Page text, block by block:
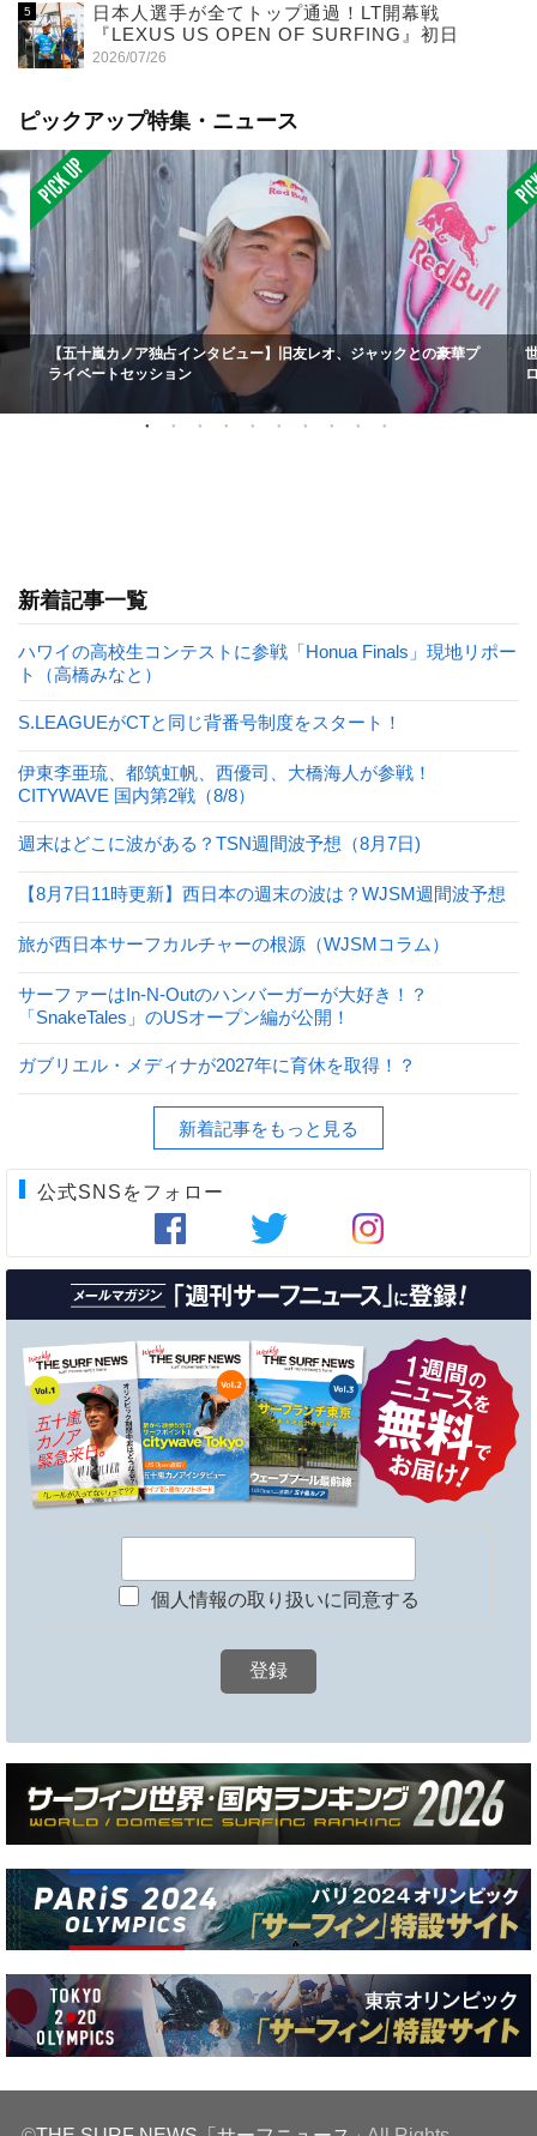
日本人選手が全てトップ通過！LT開幕戦
『LEXUS US OPEN OF SURFING』初日
2026/07/26
ピックアップ特集・ニュース
【五十嵐カノア独占インタビュー】旧友レオ、ジャックとの豪華プ
ライベートセッション
新着記事一覧
ハワイの高校生コンテストに参戦「Honua Finals」現地リポー
ト（高橋みなと）
S.LEAGUEがCTと同じ背番号制度をスタート！
伊東李亜琉、都筑虹帆、西優司、大橋海人が参戦！
CITYWAVE 国内第2戦（8/8）
週末はどこに波がある？TSN週間波予想（8月7日)
【8月7日11時更新】西日本の週末の波は？WJSM週間波予想
旅が西日本サーフカルチャーの根源（WJSMコラム）
サーファーはIn-N-Outのハンバーガーが大好き！？
「SnakeTales」のUSオープン編が公開！
ガブリエル・メディナが2027年に育休を取得！？
新着記事をもっと見る
公式SNSをフォロー
個人情報の取り扱いに同意する